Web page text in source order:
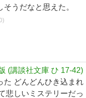
うだなと思えた。
)
(講談社文庫 ひ 17-42)
た どんどんひき込まれ
悲しいミステリーだっ